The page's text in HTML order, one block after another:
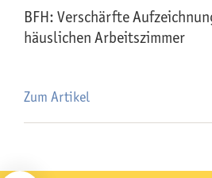
BFH: Verschärfte
häuslichen Arbeitszimmer
Zum Artikel